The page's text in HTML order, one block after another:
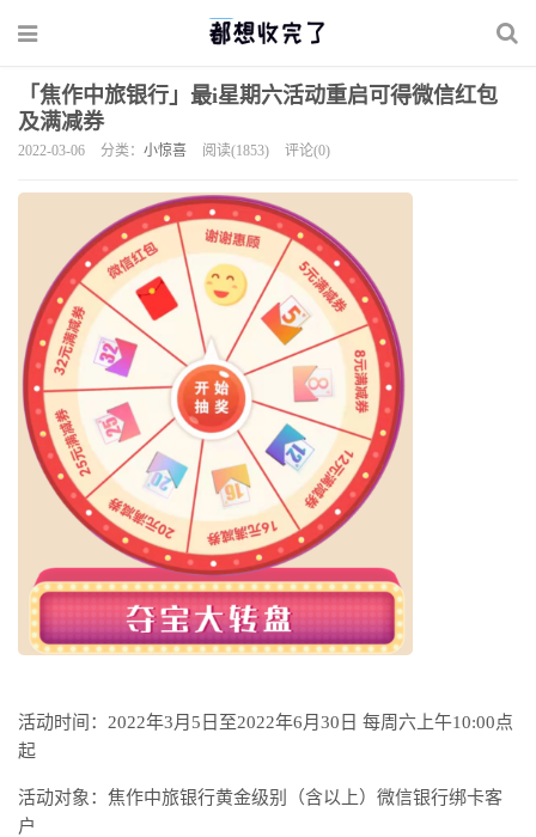
「焦作中旅银行」最i星期六活动重启可得微信红包
及满减券
2022-03-06 分类： 小惊喜 阅读(1853) 评论(0)
活动时间：2022年3月5日至2022年6月30日 每周六上午10:00点
起
活动对象：焦作中旅银行黄金级别（含以上）微信银行绑卡客
户